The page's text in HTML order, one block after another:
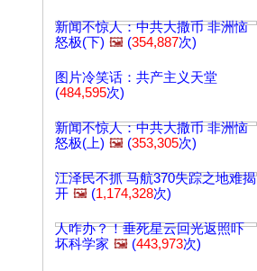
新闻不惊人：中共大撒币 非洲恼
怒极(下) 🖼️ (354,887次)
图片冷笑话：共产主义天堂
(484,595次)
新闻不惊人：中共大撒币 非洲恼
怒极(上) 🖼️ (353,305次)
江泽民不抓 马航370失踪之地难揭
开 🖼️ (1,174,328次)
人咋办？！垂死星云回光返照吓
坏科学家 🖼️ (443,973次)